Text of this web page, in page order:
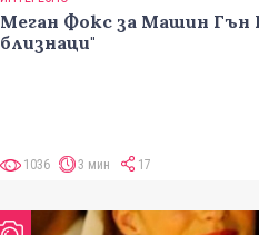
Меган Фокс за Машин Гън
близнаци"
1036 3 мин 17